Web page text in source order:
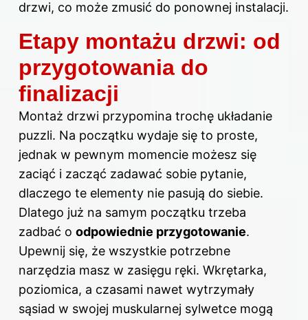
drzwi, co może zmusić do ponownej instalacji.
Etapy montażu drzwi: od
przygotowania do
finalizacji
Montaż drzwi przypomina trochę układanie
puzzli. Na początku wydaje się to proste,
jednak w pewnym momencie możesz się
zaciąć i zacząć zadawać sobie pytanie,
dlaczego te elementy nie pasują do siebie.
Dlatego już na samym początku trzeba
zadbać o odpowiednie przygotowanie.
Upewnij się, że wszystkie potrzebne
narzędzia masz w zasięgu ręki. Wkrętarka,
poziomica, a czasami nawet wytrzymały
sąsiad w swojej muskularnej sylwetce mogą